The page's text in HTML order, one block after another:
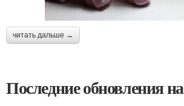
читать дальше →
Последние обновления